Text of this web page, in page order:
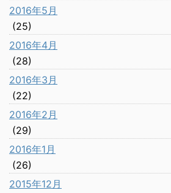
2016年5月
(25)
2016年4月
(28)
2016年3月
(22)
2016年2月
(29)
2016年1月
(26)
2015年12月